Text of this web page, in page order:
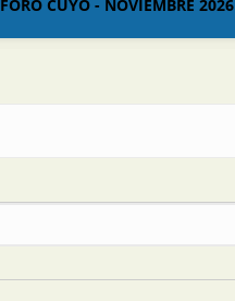
FORO CUYO - NOVIEMBRE 2026